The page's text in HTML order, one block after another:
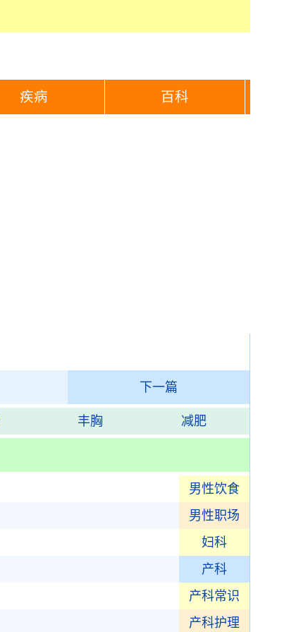
疾病 百科
下一篇
丰胸 减肥
男性饮食
男性职场
妇科
产科
产科常识
产科护理